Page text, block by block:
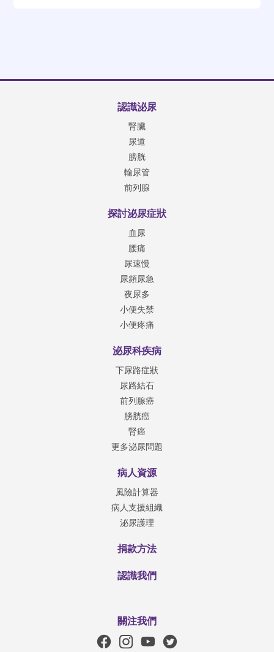
認識泌尿
腎臟
尿道
膀胱
輸尿管
前列腺
探討泌尿症狀
血尿
腰痛
尿速慢
尿頻尿急
夜尿多
小便失禁
小便疼痛
泌尿科疾病
下尿路症狀
尿路結石
前列腺癌
膀胱癌
腎癌
更多泌尿問題
病人資源
風險計算器
病人支援組織
泌尿護理
捐款方法
認識我們
關注我們